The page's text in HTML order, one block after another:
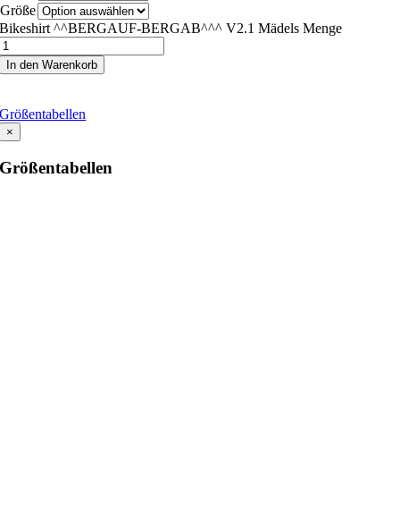
Größe
Bikeshirt ^^BERGAUF-BERGAB^^^ V2.1 Mädels Menge
In den Warenkorb
Größentabellen
×
Größentabellen